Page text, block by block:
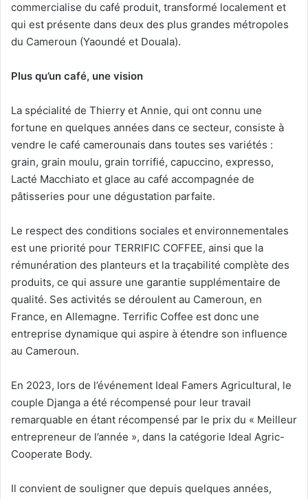
commercialise du café produit, transformé localement et
qui est présente dans deux des plus grandes métropoles
du Cameroun (Yaoundé et Douala).
Plus qu’un café, une vision
La spécialité de Thierry et Annie, qui ont connu une
fortune en quelques années dans ce secteur, consiste à
vendre le café camerounais dans toutes ses variétés :
grain, grain moulu, grain torrifié, capuccino, expresso,
Lacté Macchiato et glace au café accompagnée de
pâtisseries pour une dégustation parfaite.
Le respect des conditions sociales et environnementales
est une priorité pour TERRIFIC COFFEE, ainsi que la
rémunération des planteurs et la traçabilité complète des
produits, ce qui assure une garantie supplémentaire de
qualité. Ses activités se déroulent au Cameroun, en
France, en Allemagne. Terrific Coffee est donc une
entreprise dynamique qui aspire à étendre son influence
au Cameroun.
En 2023, lors de l’événement Ideal Famers Agricultural, le
couple Djanga a été récompensé pour leur travail
remarquable en étant récompensé par le prix du « Meilleur
entrepreneur de l’année », dans la catégorie Ideal Agric-
Cooperate Body.
Il convient de souligner que depuis quelques années,